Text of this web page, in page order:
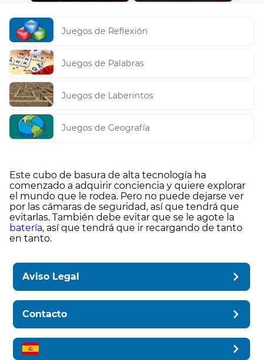
Juegos de Reflexión
Juegos de Palabras
Juegos de Laberintos
Juegos de Geografía
Este cubo de basura de alta tecnología ha
comenzado a adquirir conciencia y quiere explorar
el mundo que le rodea. Pero no puede dejarse ver
por las cámaras de seguridad, así que tendrá que
evitarlas. También debe evitar que se le agote la
batería, así que tendrá que ir recargando de tanto
en tanto.
Aviso Legal
Contacto